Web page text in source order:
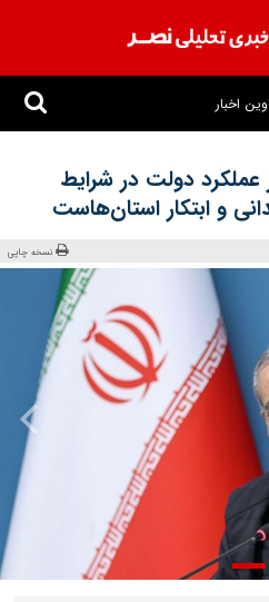
اخبار
از عملکرد دولت در شرایط
و ابتکار استان‌هاست
نسخه چاپی